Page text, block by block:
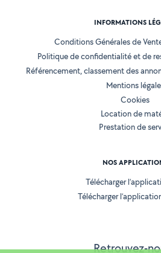
Retrouvez-
INFORMATIONS
Conditions Générales de
Politique de confidentialité et de
Référencement, classement des
Mentions
Cookies
Location de
Prestation de
NOS
Télécharger
Télécharger